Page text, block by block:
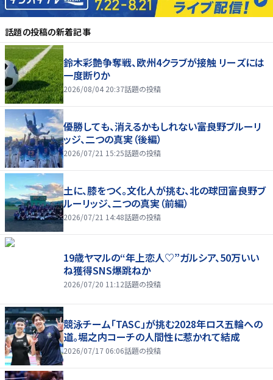
話題の投稿の新着記事
鈴木彩艶争奪戦、欧州4クラブが接触 リーズには
一度断りか
2026/08/04 20:37話題の投稿
優勝しても、消えるかもしれない――富良野ブルーリ
ッジ、二つの真実（後編）
2026/07/21 15:25話題の投稿
土に、膝をつく。文化人が挑む、北の球団――富良野ブ
ルーリッジ、二つの真実（前編）
2026/07/21 14:48話題の投稿
19歳ヤマルの“年上恋人♡”ガルシア、50万いい
ね獲得SNS爆跳ねか
2026/07/20 11:12話題の投稿
競泳チーム「TASC」が挑む2028年ロス五輪への
道。堀之内コーチの人間性に惹かれて結成
2026/07/17 06:06話題の投稿